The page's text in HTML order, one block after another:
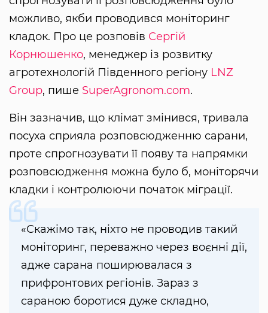
можливо, якби проводився моніторинг
кладок. Про це розповів Сергій
Корнюшенко, менеджер із розвитку
агротехнологій Південного регіону LNZ
Group, пише SuperAgronom.com.
Він зазначив, що клімат змінився, тривала
посуха сприяла розповсюдженню сарани,
проте спрогнозувати її появу та напрямки
розповсюдження можна було б, моніторячи
кладки і контролюючи початок міграції.
«Скажімо так, ніхто не проводив такий
моніторинг, переважно через воєнні дії,
адже сарана поширювалася з
прифронтових регіонів. Зараз з
сараною боротися дуже складно,